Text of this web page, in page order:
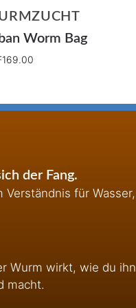
Worm Bag
169.00
der Fang.
für Wasser,
Wurm wirkt, wie du ihn
macht.